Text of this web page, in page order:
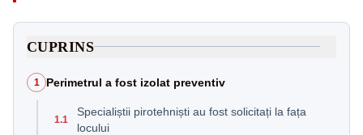
CUPRINS
1 Perimetrul a fost izolat preventiv
1.1
Specialiștii pirotehniști au fost solicitați la fața
locului